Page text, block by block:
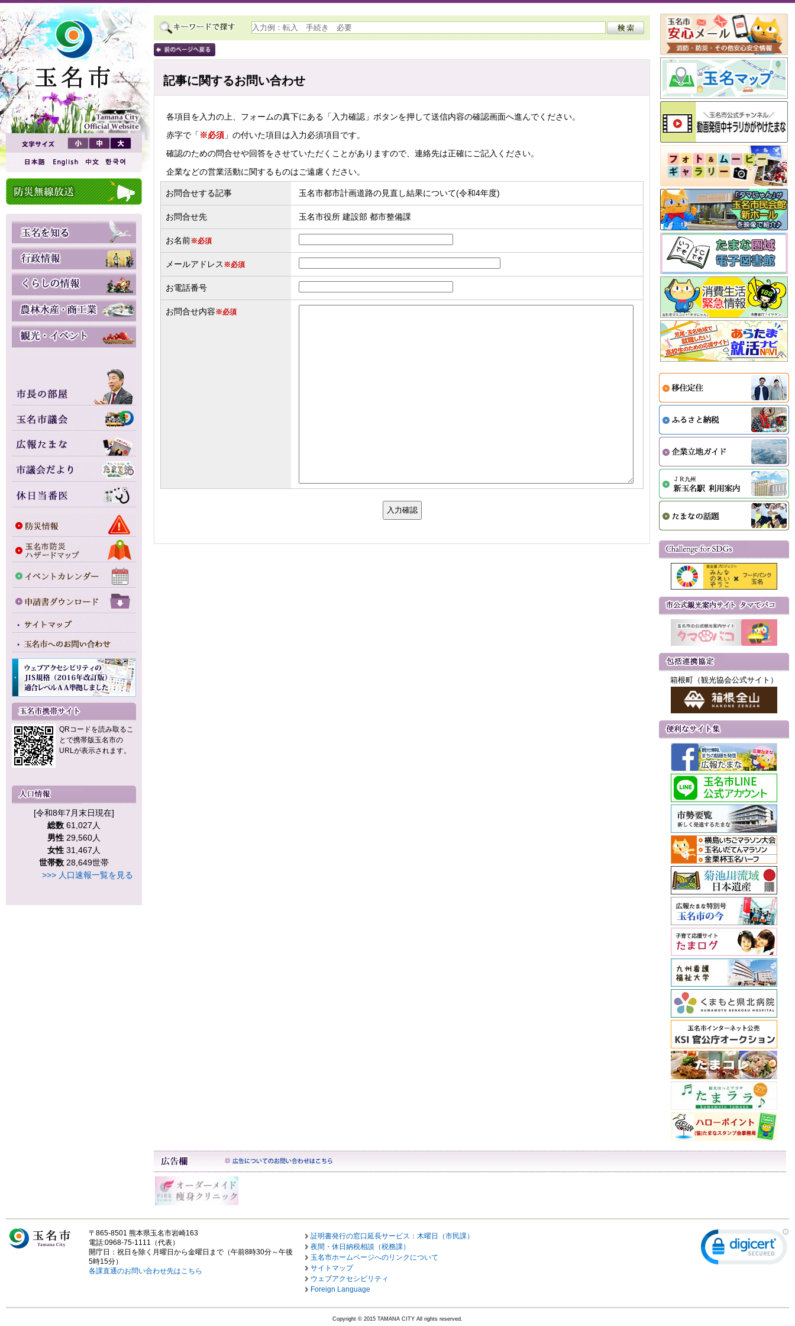
QRコードを読み取るこ
とで携帯版玉名市の
URLが表示されます。
[令和8年7月末日現在]
総数 61,027人
男性 29,560人
女性 31,467人
世帯数 28,649世帯
>>> 人口速報一覧を見る
記事に関するお問い合わせ
各項目を入力の上、フォームの真下にある「入力確認」ボタンを押して送信内容の確認画面へ進んでください。
赤字で「 ※必須 」の付いた項目は入力必須項目です。
確認のための問合せや回答をさせていただくことがありますので、連絡先は正確にご記入ください。
企業などの営業活動に関するものはご遠慮ください。
お問合せする記事 玉名市都市計画道路の見直し結果について(令和4年度)
お問合せ先 玉名市役所 建設部 都市整備課
お名前※必須
メールアドレス ※必須
お電話番号
お問合せ内容※必須
箱根町（観光協会公式サイト）
〒865-8501 熊本県玉名市岩崎163
電話:0968-75-1111（代表）
開庁日：祝日を除く月曜日から金曜日まで（午前8時30分～午後
5時15分）
各課直通のお問い合わせ先はこちら
証明書発行の窓口延長サービス：木曜日（市民課）
夜間・休日納税相談（税務課）
玉名市ホームページへのリンクについて
サイトマップ
ウェブアクセシビリティ
Foreign Language
Copyright © 2015 TAMANA CITY All rights reserved.